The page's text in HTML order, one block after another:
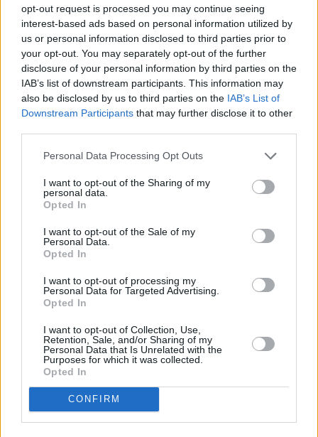
opt-out request is processed you may continue seeing
interest-based ads based on personal information utilized by
us or personal information disclosed to third parties prior to
your opt-out. You may separately opt-out of the further
disclosure of your personal information by third parties on the
IAB’s list of downstream participants. This information may
also be disclosed by us to third parties on the IAB’s List of
Downstream Participants that may further disclose it to other
Personal Data Processing Opt Outs
I want to opt-out of the Sharing of my
personal data.
Opted In
I want to opt-out of the Sale of my
Personal Data.
Opted In
I want to opt-out of processing my
Personal Data for Targeted Advertising.
Opted In
I want to opt-out of Collection, Use,
Retention, Sale, and/or Sharing of my
Personal Data that Is Unrelated with the
Purposes for which it was collected.
Opted In
CONFIRM
Kuinka nopeasti Illinoisissa tulee pimeä
Illinoisissa on hämärää vielä30 minuuttiaauringonlaskun
jälkeen ja aamu alkaa sarastaa saman verran ennen
auringonnousua. Auringon laskettua Illinoisissa tulee pimeä
nopeammin kuin Suomessa, ero Etelä-Suomeen on 27
minuuttia. Yleisesti ottaen, hämärän aika on sitä lyhyempi,
mitä lähempänä päiväntasaajaa ollaan.
Kesä- ja talviaika
Vuonna 2026 Illinoisissa siirrytään kesäaikaan
maaliskuuta
, ja takaisin talviaikaan palataan
marraskuuta . Kelloja siirretään kesäajan takia 1 tunnilla.
Päivän pituus
tuntia ja 2 minuuttia
jatkuu aina 21. joulukuuta asti, joka on vuoden lyhin päivä.